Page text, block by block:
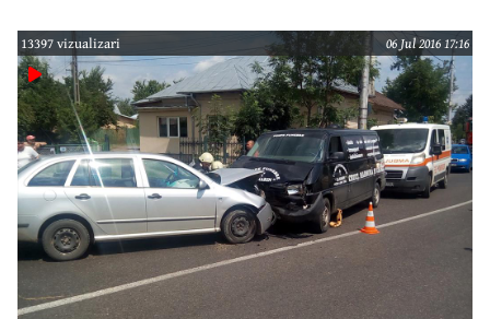
canalizare - cu 3%.
13397 vizualizari 06 Jul 2016 17:16